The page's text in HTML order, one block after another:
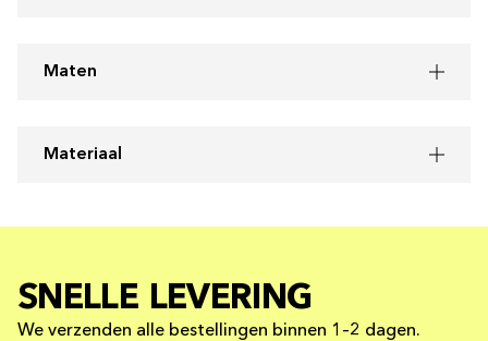
Maten
Materiaal
SNELLE LEVERING
We verzenden alle bestellingen binnen 1–2 dagen.